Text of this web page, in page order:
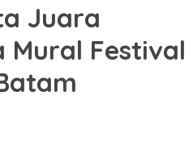
Juara
Mural Festival